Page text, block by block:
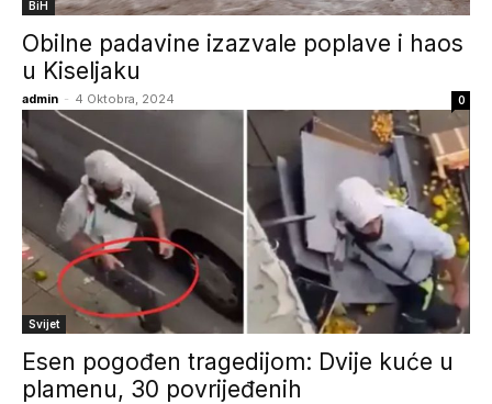
BiH
Obilne padavine izazvale poplave i haos
u Kiseljaku
admin - 4 Oktobra, 2024 0
Svijet
Esen pogođen tragedijom: Dvije kuće u
plamenu, 30 povrijeđenih